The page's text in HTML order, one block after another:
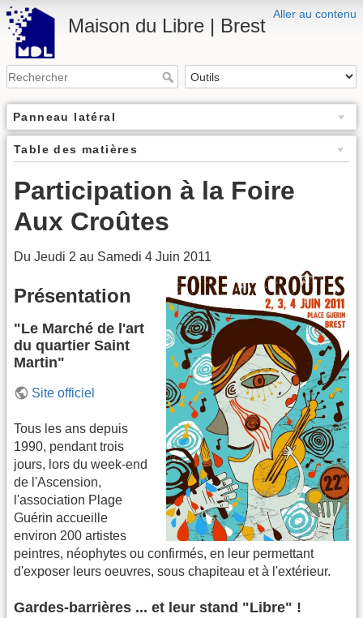
Aller au contenu
Maison du Libre | Brest
Panneau latéral
Table des matières
Participation à la Foire
Aux Croûtes
Du Jeudi 2 au Samedi 4 Juin 2011
Présentation
"Le Marché de l'art
du quartier Saint
Martin"
Site officiel
Tous les ans depuis
1990, pendant trois
jours, lors du week-end
de l'Ascension,
l'association Plage
Guérin accueille
environ 200 artistes
peintres, néophytes ou confirmés, en leur permettant
d'exposer leurs oeuvres, sous chapiteau et à l'extérieur.
Gardes-barrières ... et leur stand "Libre" !